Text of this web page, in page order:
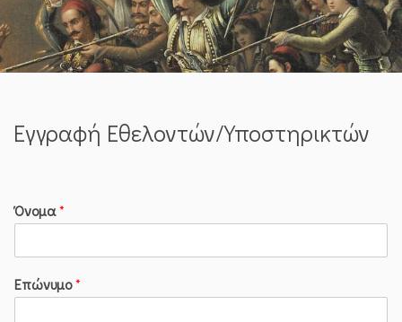
Εγγραφή Εθελοντών/Υποστηρικτών
Όνομα*
Επώνυμο*